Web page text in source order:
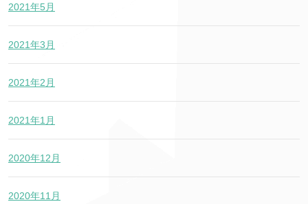
2021年5月
2021年3月
2021年2月
2021年1月
2020年12月
2020年11月